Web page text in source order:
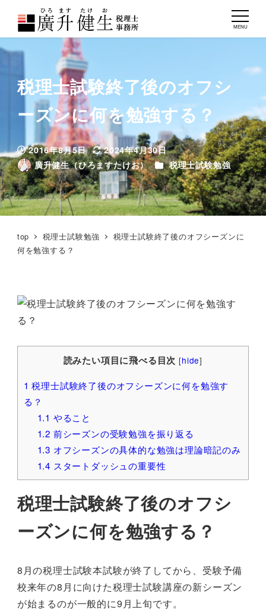
MENU
税理士試験終了後のオフシ
ーズンに何を勉強する？
投稿日
2016年8月5日
更新日
2024年4月30日
著
者
廣升健生（ひろますたけお） カテゴリー
税理士試験勉強
top 税理士試験勉強
税理士試験終了後のオフシーズンに
何を勉強する？
読みたい項目に飛べる目次 [hide]
1 税理士試験終了後のオフシーズンに何を勉強す
る？
1.1 やること
1.2 前シーズンの受験勉強を振り返る
1.3 オフシーズンの具体的な勉強は理論暗記のみ
1.4 スタートダッシュの重要性
税理士試験終了後のオフシ
ーズンに何を勉強する？
8月の税理士試験本試験が終了してから、受験予備
校来年の8月に向けた税理士試験講座の新シーズン
が始まるのが一般的に9月上旬です。